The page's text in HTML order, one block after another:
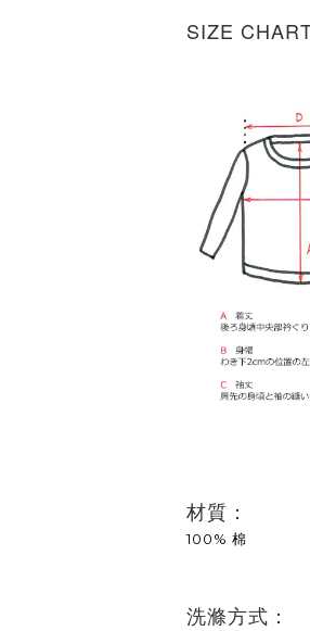
SIZE CHART
材質：
100% 棉
洗滌方式：